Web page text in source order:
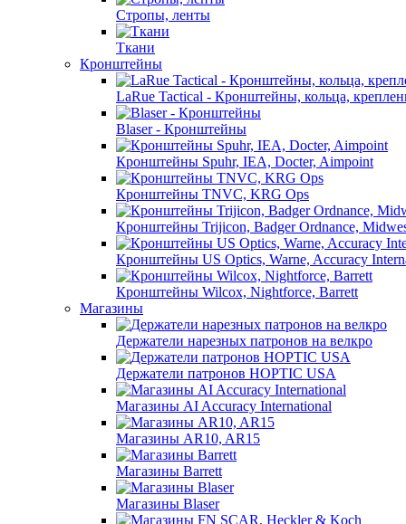
Стропы, ленты
Ткани
Кронштейны
LaRue Tactical - Кронштейны, кольца,
Blaser - Кронштейны
Кронштейны Spuhr, IEA, Docter, Aimpoint
Кронштейны TNVC, KRG Ops
Кронштейны Trijicon, Badger Ordnance,
Кронштейны US Optics, Warne, Accuracy
Кронштейны Wilcox, Nightforce, Barrett
Магазины
Держатели нарезных патронов на велкро
Держатели патронов HOPTIC USA
Магазины AI Accuracy International
Магазины AR10, AR15
Магазины Barrett
Магазины Blaser